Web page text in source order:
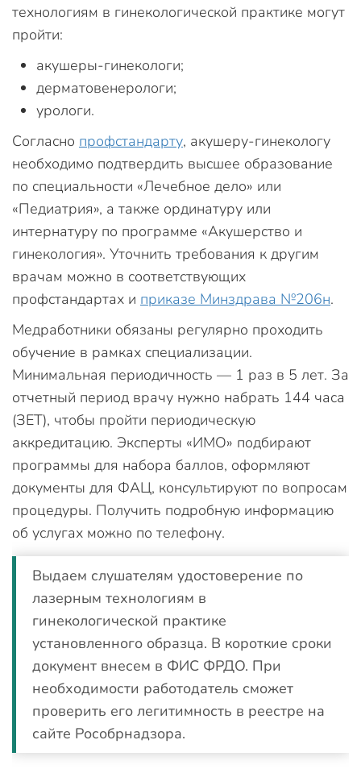
технологиям в гинекологической практике могут
пройти:
акушеры-гинекологи;
дерматовенерологи;
урологи.
Согласно профстандарту, акушеру-гинекологу
необходимо подтвердить высшее образование
по специальности «Лечебное дело» или
«Педиатрия», а также ординатуру или
интернатуру по программе «Акушерство и
гинекология». Уточнить требования к другим
врачам можно в соответствующих
профстандартах и приказе Минздрава №206н.
Медработники обязаны регулярно проходить
обучение в рамках специализации.
Минимальная периодичность — 1 раз в 5 лет. За
отчетный период врачу нужно набрать 144 часа
(ЗЕТ), чтобы пройти периодическую
аккредитацию. Эксперты «ИМО» подбирают
программы для набора баллов, оформляют
документы для ФАЦ, консультируют по вопросам
процедуры. Получить подробную информацию
об услугах можно по телефону.
Выдаем слушателям удостоверение по
лазерным технологиям в
гинекологической практике
установленного образца. В короткие сроки
документ внесем в ФИС ФРДО. При
необходимости работодатель сможет
проверить его легитимность в реестре на
сайте Рособрнадзора.